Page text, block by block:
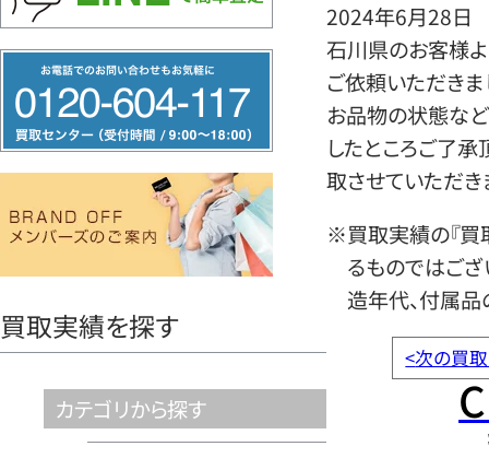
リ
ー
ヤ
買取実績を探す
カテゴリから探す
2024年6月28日
石川県のお客様よ
ご依頼いただきま
お品物の状態など
したところご了
取させていただき
※買取実績の『買
るものではござ
造年代、付属品
<次の買